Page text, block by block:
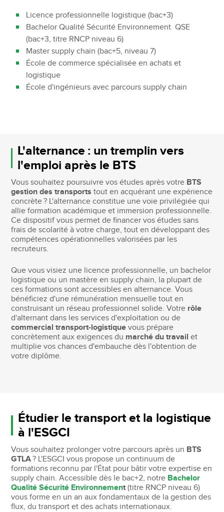
Licence professionnelle logistique (bac+3)
Bachelor Qualité Sécurité Environnement QSE
(bac+3, titre RNCP niveau 6)
Master supply chain (bac+5, niveau 7)
École de commerce spécialisée en achats et
logistique
École d'ingénieurs avec parcours supply chain
L'alternance : un tremplin vers
l'emploi après le BTS
Vous souhaitez poursuivre vos études après votre BTS
gestion des transports tout en acquérant une expérience
concrète ? L'alternance constitue une voie privilégiée qui
allie formation académique et immersion professionnelle.
Ce dispositif vous permet de financer vos études sans
frais de scolarité à votre charge, tout en développant des
compétences opérationnelles valorisées par les
recruteurs.
Que vous visiez une licence professionnelle, un bachelor
logistique ou un mastère en supply chain, la plupart de
ces formations sont accessibles en alternance. Vous
bénéficiez d'une rémunération mensuelle tout en
construisant un réseau professionnel solide. Votre rôle
d'alternant dans les services d'exploitation ou de
commercial transport-logistique vous prépare
concrètement aux exigences du marché du travail et
multiplie vos chances d'embauche dès l'obtention de
votre diplôme.
Étudier le transport et la logistique
à l'ESGCI
Vous souhaitez prolonger votre parcours après un BTS
GTLA? L'ESGCI vous propose un continuum de
formations reconnu par l'État pour bâtir votre expertise en
supply chain. Accessible dès le bac+2, notre Bachelor
Qualité Sécurité Environnement (titre RNCP niveau 6)
vous forme en un an aux fondamentaux de la gestion des
flux, du transport et des achats internationaux.